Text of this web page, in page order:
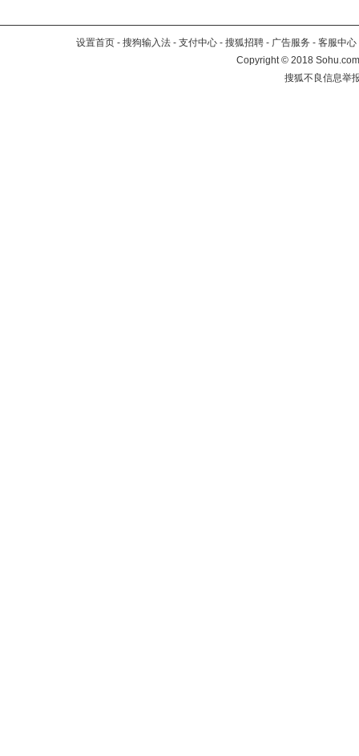
设置首页 - 搜狗输入法 - 支付中心 - 搜狐招聘 - 广告服务 - 客服中心
Copyright©2018
搜狐不良信息举